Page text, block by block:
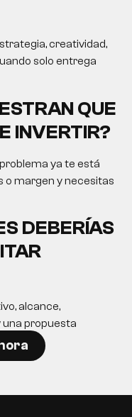
creatividad,
solo entrega
QUE
INVERTIR?
ya te está
o margen y necesitas
DEBERÍAS
alcance,
propuesta